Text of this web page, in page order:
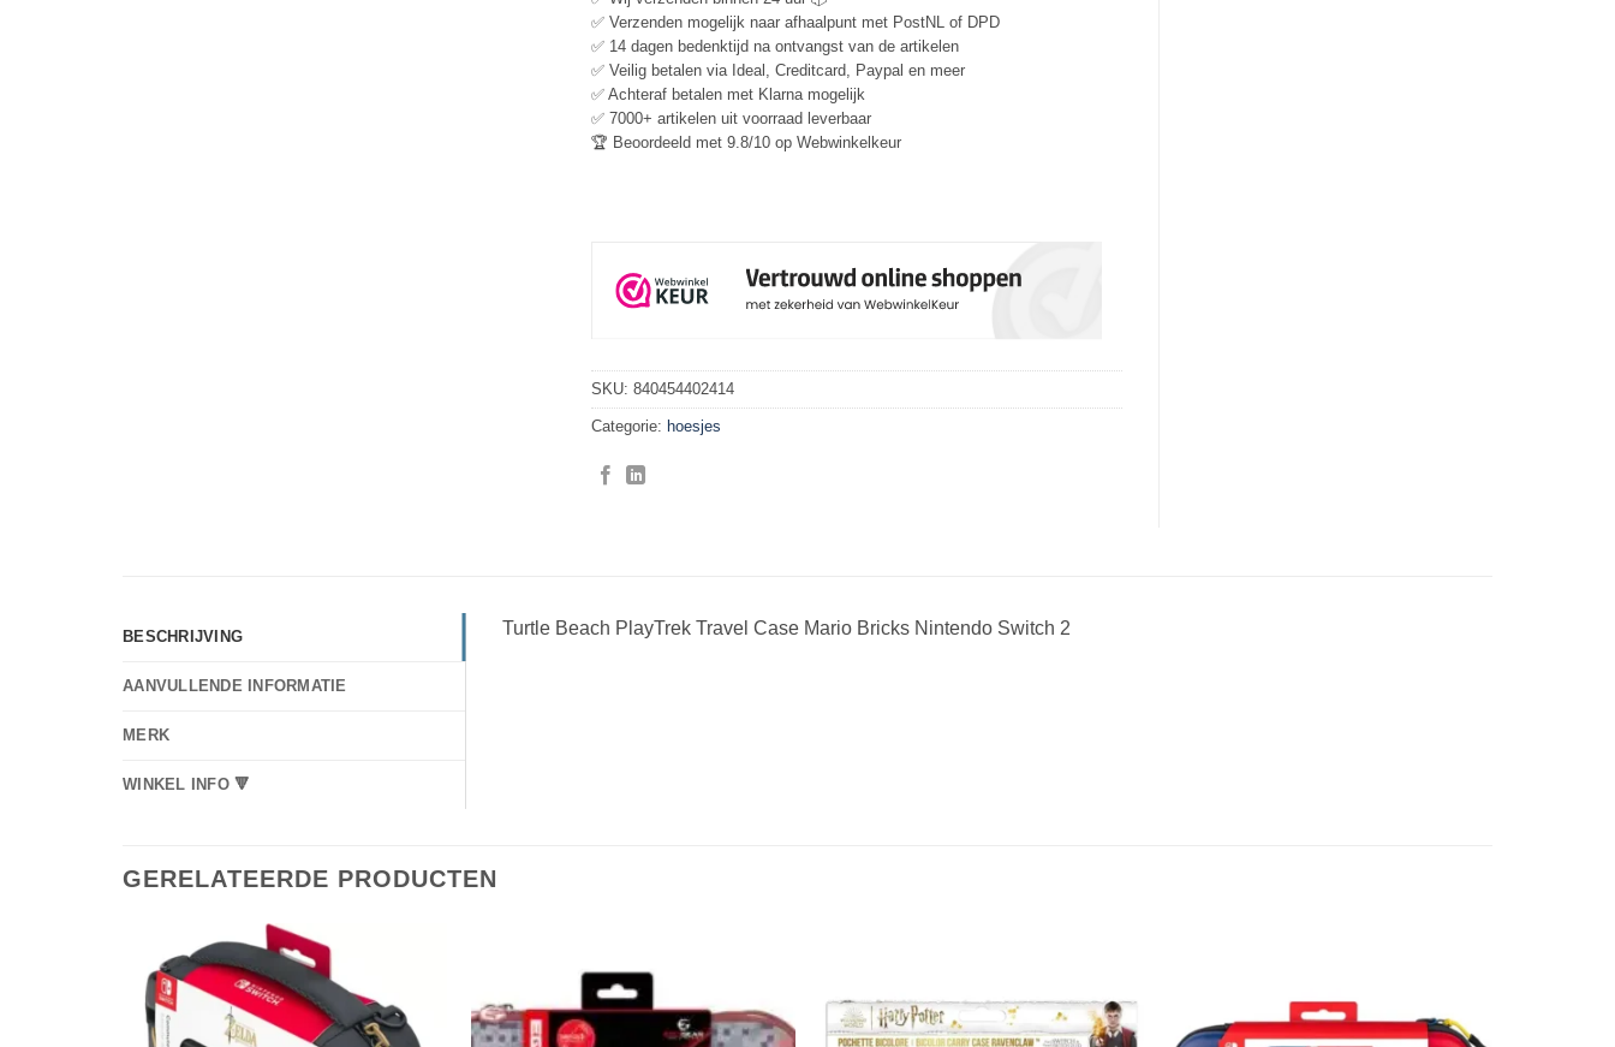
✅ Verzenden mogelijk naar afhaalpunt met PostNL of DPD
✅ 14 dagen bedenktijd na ontvangst van de artikelen
✅ Veilig betalen via Ideal, Creditcard, Paypal en meer
✅ Achteraf betalen met Klarna mogelijk
✅ 7000+ artikelen uit voorraad leverbaar
🏆 Beoordeeld met 9.8/10 op Webwinkelkeur
SKU: 840454402414
Categorie: hoesjes
BESCHRIJVING
AANVULLENDE INFORMATIE
MERK
WINKEL INFO 🔻
Turtle Beach PlayTrek Travel Case Mario Bricks Nintendo Switch 2
GERELATEERDE PRODUCTEN